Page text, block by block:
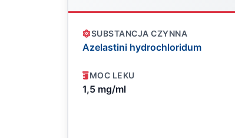
SUBSTANCJA CZYNNA
Azelastini hydrochloridum
MOC LEKU
1,5 mg/ml